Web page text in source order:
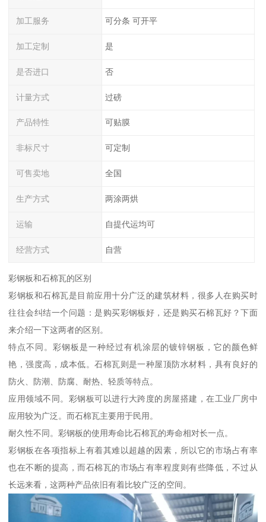
加工服务 可分条 可开平
加工定制 是
是否进口 否
计量方式 过磅
产品特性 可贴膜
非标尺寸 可定制
可售卖地 全国
生产方式 两涂两烘
运输 自提代运均可
经营方式 自营
彩钢板和石棉瓦的区别
彩钢板和石棉瓦是目前应用十分广泛的建筑材料，很多人在购买时
往往会纠结一个问题：是购买彩钢板好，还是购买石棉瓦好？下面
来介绍一下这两者的区别。
特点不同。彩钢板是一种经过有机涂层的镀锌钢板，它的颜色鲜
艳，强度高，成本低。石棉瓦则是一种屋顶防水材料，具有良好的
防火、防潮、防腐、耐热、轻质等特点。
应用领域不同。彩钢板可以进行大跨度的房屋搭建，在工业厂房中
应用较为广泛。而石棉瓦主要用于民用。
耐久性不同。彩钢板的使用寿命比石棉瓦的寿命相对长一点。
彩钢板在各项指标上有着其难以超越的因素，所以它的市场占有率
也在不断的提高，而石棉瓦的市场占有率程度则有些降低，不过从
长远来看，这两种产品依旧有着比较广泛的空间。